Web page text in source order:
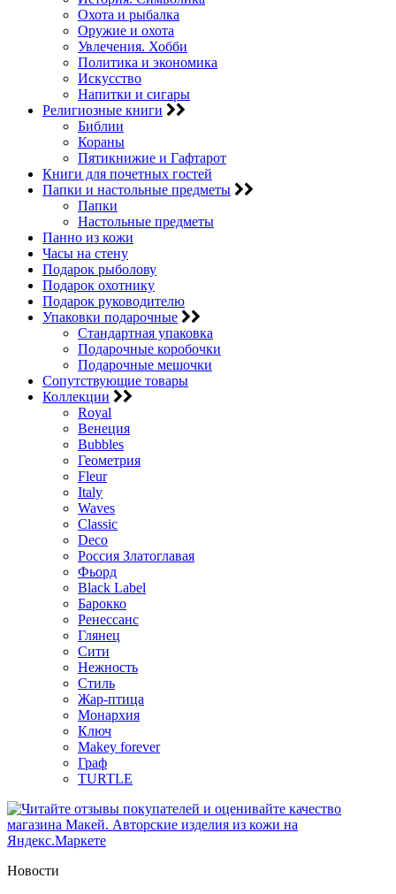
Охота и рыбалка
Оружие и охота
Увлечения. Хобби
Политика и экономика
Искусство
Напитки и сигары
Религиозные книги
Библии
Кораны
Пятикнижие и Гафтарот
Книги для почетных гостей
Папки и настольные предметы
Папки
Настольные предметы
Панно из кожи
Часы на стену
Подарок рыболову
Подарок охотнику
Подарок руководителю
Упаковки подарочные
Стандартная упаковка
Подарочные коробочки
Подарочные мешочки
Сопутствующие товары
Коллекции
Royal
Венеция
Bubbles
Геометрия
Fleur
Italy
Waves
Classic
Deco
Россия Златоглавая
Фьорд
Black Label
Барокко
Ренессанс
Глянец
Сити
Нежность
Стиль
Жар-птица
Монархия
Ключ
Makey forever
Граф
TURTLE
Новости